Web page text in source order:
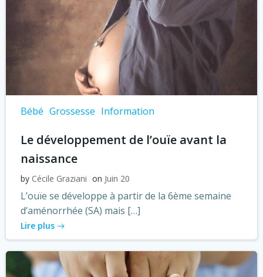
Bébé Grossesse Information
Le développement de l’ouïe avant la
naissance
by Cécile Graziani on Juin 20
L’ouïe se développe à partir de la 6ème semaine
d’aménorrhée (SA) mais […]
Lire plus